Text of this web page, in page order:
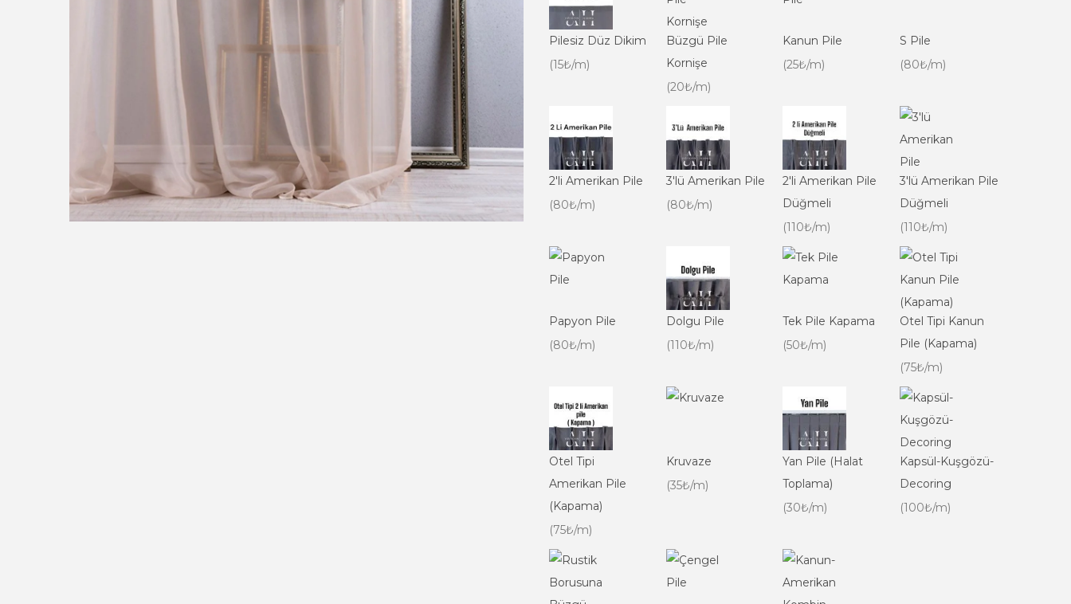
Pilesiz Düz Dikim
(15₺/m)
Büzgü Pile
Kornişe
(20₺/m)
Kanun Pile
(25₺/m)
S Pile
(80₺/m)
2'li Amerikan Pile
(80₺/m)
3'lü Amerikan Pile
(80₺/m)
2'li Amerikan Pile
Düğmeli
(110₺/m)
3'lü Amerikan Pile
Düğmeli
(110₺/m)
Papyon Pile
(80₺/m)
Dolgu Pile
(110₺/m)
Tek Pile Kapama
(50₺/m)
Otel Tipi Kanun
Pile (Kapama)
(75₺/m)
Otel Tipi
Amerikan Pile
(Kapama)
(75₺/m)
Kruvaze
(35₺/m)
Yan Pile (Halat
Toplama)
(30₺/m)
Kapsül-Kuşgözü-
Decoring
(100₺/m)